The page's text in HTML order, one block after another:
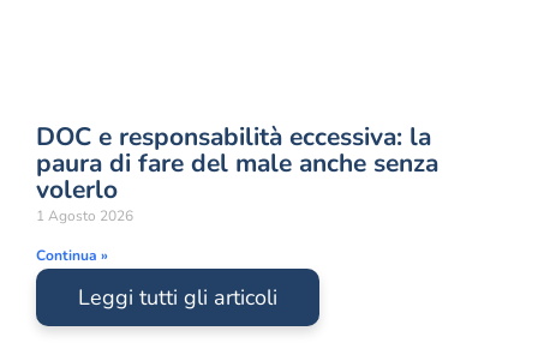
DOC e responsabilità eccessiva: la
paura di fare del male anche senza
volerlo
1 Agosto 2026
Continua »
Leggi tutti gli articoli